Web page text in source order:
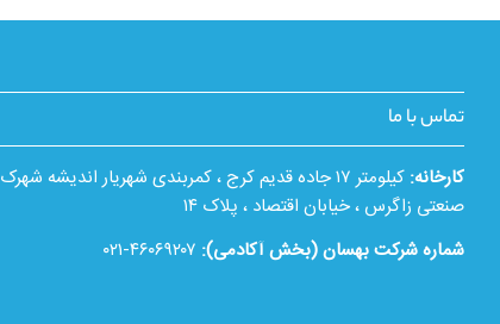
تماس با ما
کارخانه:
کیلومتر ۱۷ جاده قدیم کرج ، کمربندی شهریار اندیشه شهرک
صنعتی زاگرس ، خیابان اقتصاد ، پلاک ۱۴
شماره شرکت بهسان (بخش آکادمی): ۴۶۰۶۹۲۰۷-۰۲۱